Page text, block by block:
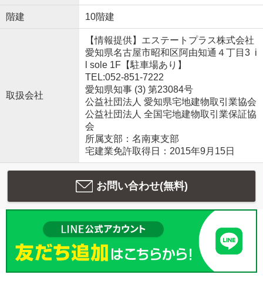
階建 10階建
取扱会社
【情報提供】エステートプラス株式会社
愛知県名古屋市昭和区阿由知通４丁目3 i
l sole 1F【駐車場あり】
TEL:052-851-7222
愛知県知事 (3) 第23084号
公益社団法人 愛知県宅地建物取引業協会
公益社団法人 全国宅地建物取引業保証協
会
所属支部：名南東支部
宅建業免許取得日：2015年9月15日
お問い合わせ(無料)